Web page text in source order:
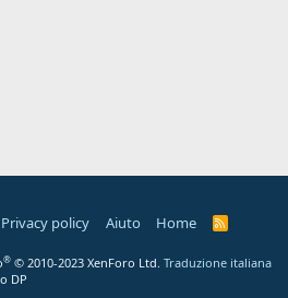
Privacy policy Aiuto Home
R
® © 2010-2023 XenForo Ltd. Traduzione italiana
DP